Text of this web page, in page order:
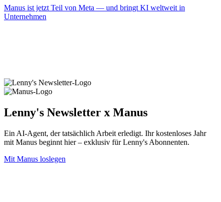
Manus ist jetzt Teil von Meta — und bringt KI weltweit in
Unternehmen
Lenny's Newsletter x Manus
Ein AI-Agent, der tatsächlich Arbeit erledigt. Ihr kostenloses Jahr
mit Manus beginnt hier – exklusiv für Lenny's Abonnenten.
Mit Manus loslegen